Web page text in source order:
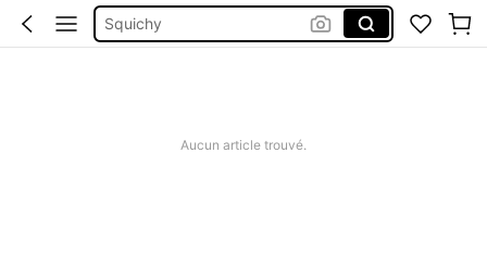
Squichy
Aucun article trouvé.